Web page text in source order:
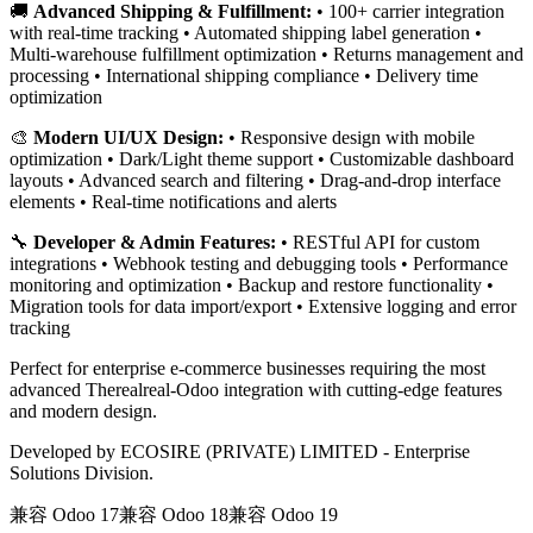
🚚 Advanced Shipping & Fulfillment: • 100+ carrier integration
with real-time tracking • Automated shipping label generation •
Multi-warehouse fulfillment optimization • Returns management and
processing • International shipping compliance • Delivery time
optimization
🎨 Modern UI/UX Design: • Responsive design with mobile
optimization • Dark/Light theme support • Customizable dashboard
layouts • Advanced search and filtering • Drag-and-drop interface
elements • Real-time notifications and alerts
🔧 Developer & Admin Features: • RESTful API for custom
integrations • Webhook testing and debugging tools • Performance
monitoring and optimization • Backup and restore functionality •
Migration tools for data import/export • Extensive logging and error
tracking
Perfect for enterprise e-commerce businesses requiring the most
advanced Therealreal-Odoo integration with cutting-edge features
and modern design.
Developed by ECOSIRE (PRIVATE) LIMITED - Enterprise
Solutions Division.
兼容 Odoo 17兼容 Odoo 18兼容 Odoo 19